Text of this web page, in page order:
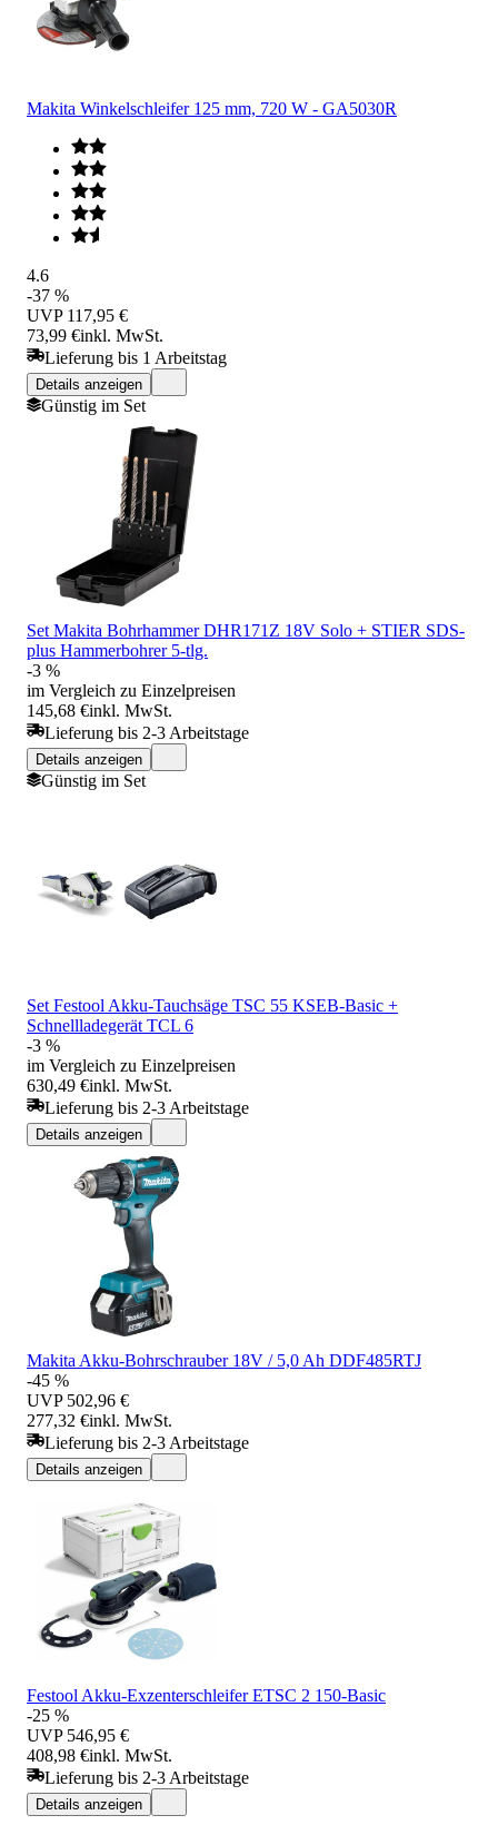
Makita Winkelschleifer 125 mm, 720 W - GA5030R
4.6
-37 %
UVP 117,95 €
73,99 €inkl. MwSt.
Lieferung bis 1 Arbeitstag
Details anzeigen
Günstig im Set
Set Makita Bohrhammer DHR171Z 18V Solo + STIER SDS-
plus Hammerbohrer 5-tlg.
-3 %
im Vergleich zu Einzelpreisen
145,68 €inkl. MwSt.
Lieferung bis 2-3 Arbeitstage
Details anzeigen
Günstig im Set
Set Festool Akku-Tauchsäge TSC 55 KSEB-Basic +
Schnellladegerät TCL 6
-3 %
im Vergleich zu Einzelpreisen
630,49 €inkl. MwSt.
Lieferung bis 2-3 Arbeitstage
Details anzeigen
Makita Akku-Bohrschrauber 18V / 5,0 Ah DDF485RTJ
-45 %
UVP 502,96 €
277,32 €inkl. MwSt.
Lieferung bis 2-3 Arbeitstage
Details anzeigen
Festool Akku-Exzenterschleifer ETSC 2 150-Basic
-25 %
UVP 546,95 €
408,98 €inkl. MwSt.
Lieferung bis 2-3 Arbeitstage
Details anzeigen